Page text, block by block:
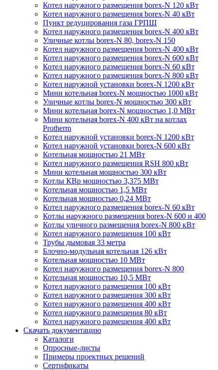
Котел наружного размещения borex-N 120 кВт
Котел наружного размещения borex-N 40 кВт
Пункт редуцирования газа ГРПШ
Котел наружного размещения borex-N 400 кВт
Уличные котлы borex-N 80, borex-N 150
Котел наружного размещения borex-N 400 кВт
Котел наружного размещения borex-N 600 кВт
Котел наружного размещения borex-N 60 кВт
Котел наружного размещения borex-N 800 кВт
Котел наружной установки borex-N 1200 кВт
Мини котельная borex-N мощностью 1000 кВт
Уличные котлы borex-N мощностью 300 кВт
Мини котельная borex-N мощностью 1,0 МВт
Мини котельная borex-N 400 кВт на котлах
Protherm
Котел наружной установки borex-N 1200 кВт
Котел наружной установки borex-N 600 кВт
Котельная мощностью 21 МВт
Котел наружного размещения RSH 800 кВт
Мини котельная мощностью 300 кВт
Котлы КВр мощностью 3,375 МВт
Котельная мощностью 1,5 МВт
Котельная мощностью 0,24 МВт
Котел наружного размещения borex-N 60 кВт
Котлы наружного размещения borex-N 600 и 400
Котлы уличного размещения borex-N 800 кВт
Котел наружного размещения 100 кВт
Трубы дымовая 33 метра
Блочно-модульная котельная 126 кВт
Котельная мощностью 10 МВт
Котел наружного размещения borex-N 800
Котельная мощностью 10,5 МВт
Котел наружного размещения 100 кВт
Котел наружного размещения 300 кВт
Котел наружного размещения 400 кВт
Котел наружного размещения 80 кВт
Котел наружного размещения 400 кВт
Скачать документацию
Каталоги
Опросные-листы
Примеры проектных решений
Сертификаты